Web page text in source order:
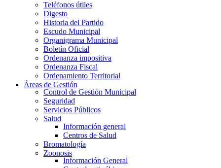
Teléfonos útiles
Digesto
Historia del Partido
Escudo Municipal
Organigrama Municipal
Boletín Oficial
Ordenanza impositiva
Ordenanza Fiscal
Ordenamiento Territorial
Áreas de Gestión
Control de Gestión Municipal
Seguridad
Servicios Públicos
Salud
Información general
Centros de Salud
Bromatología
Zoonosis
Información General